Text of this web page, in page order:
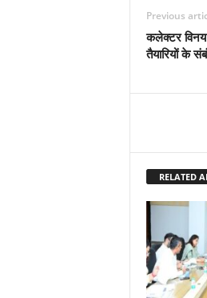
Previous
कलेक्टर
तैयारियों के
RELATED